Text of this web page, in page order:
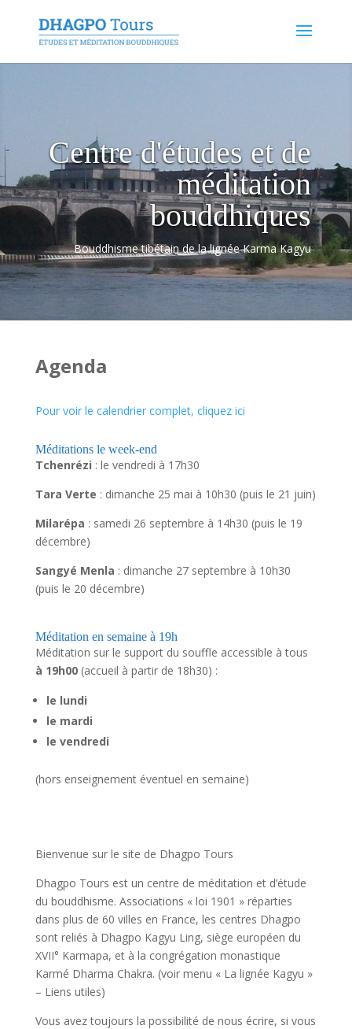
Centre d'études et de
méditation
bouddhiques
Bouddhisme tibétain de la lignée Karma Kagyu
Agenda
Pour voir le calendrier complet, cliquez ici
Méditations le week-end
Tchenrézi : le vendredi à 17h30
Tara Verte : dimanche 25 mai à 10h30 (puis le 21 juin)
Milarépa : samedi 26 septembre à 14h30 (puis le 19
décembre)
Sangyé Menla : dimanche 27 septembre à 10h30
(puis le 20 décembre)
Méditation en semaine à 19h
Méditation sur le support du souffle accessible à tous
à 19h00(accueil à partir de 18h30) :
le lundi
le mardi
le vendredi
(hors enseignement éventuel en semaine)
Bienvenue sur le site de Dhagpo Tours
Dhagpo Tours est un centre de méditation et d’étude
du bouddhisme. Associations « loi 1901 » réparties
dans plus de 60 villes en France, les centres Dhagpo
sont reliés à Dhagpo Kagyu Ling, siège européen du
XVII° Karmapa, et à la congrégation monastique
Karmé Dharma Chakra. (voir menu « La lignée Kagyu »
– Liens utiles)
Vous avez toujours la possibilité de nous écrire, si vous